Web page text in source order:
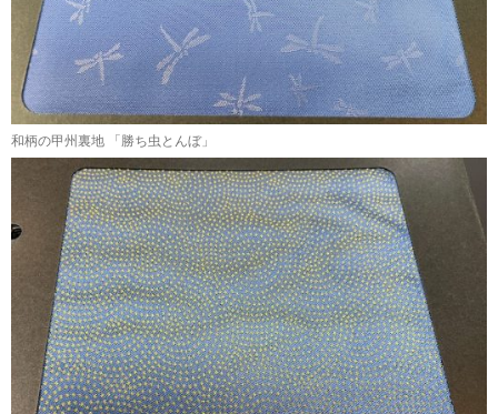
和柄の甲州裏地 「勝ち虫とんぼ」